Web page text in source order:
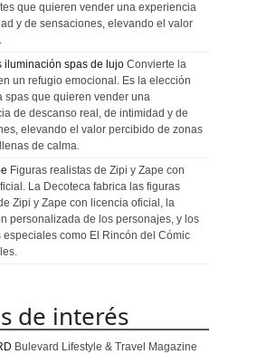
que quieren vender una experiencia
y de sensaciones, elevando el valor
iluminación spas de lujo Convierte la
un refugio emocional. Es la elección
spas que quieren vender una
de descanso real, de intimidad y de
elevando el valor percibido de zonas
de calma.
Figuras realistas de Zipi y Zape con
La Decoteca fabrica las figuras
Zipi y Zape con licencia oficial, la
personalizada de los personajes, y los
especiales como El Rincón del Cómic
de interés
Bulevard Lifestyle & Travel Magazine